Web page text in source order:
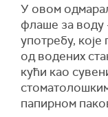
У овом
флаше за воду
употребу, које
од водених
кући као
папирном